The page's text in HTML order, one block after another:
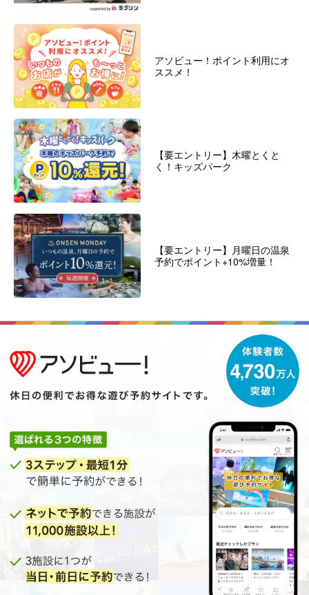
アソビュー！ポイント利用にオ
ススメ！
【要エントリー】木曜とくと
く！キッズパーク
【要エントリー】月曜日の温泉
予約でポイント+10%増量！